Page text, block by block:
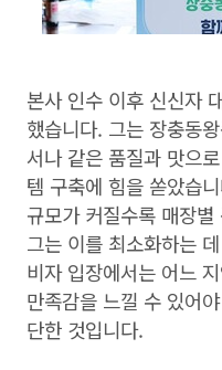
본사 인수 이후 신신자
했습니다. 그는 장충동
서나 같은 품질과 맛으
템 구축에 힘을 쏟았습
규모가 커질수록 매장
그는 이를 최소화하는
비자 입장에서는 어느
만족감을 느낄 수 있어
단한 것입니다.